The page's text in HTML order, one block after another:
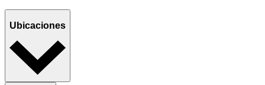
Ubicaciones